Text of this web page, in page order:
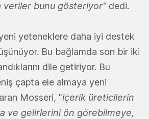
veriler bunu gösteriyor"dedi.
yeteneklere daha iyi destek
Bu bağlamda son bir iki
dile getiriyor. Bu
çapta ele almaya yeni
Mosseri, "içerik üreticilerin
ve gelirlerini ön görebilmeye,